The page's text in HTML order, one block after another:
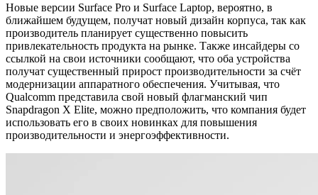
Новые версии Surface Pro и Surface Laptop, вероятно, в
ближайшем будущем, получат новый дизайн корпуса, так как
производитель планирует существенно повысить
привлекательность продукта на рынке. Также инсайдеры со
ссылкой на свои источники сообщают, что оба устройства
получат существенный прирост производительности за счёт
модернизации аппаратного обеспечения. Учитывая, что
Qualcomm представила свой новый флагманский чип
Snapdragon X Elite, можно предположить, что компания будет
использовать его в своих новинках для повышения
производительности и энергоэффективности.